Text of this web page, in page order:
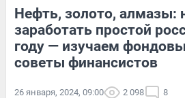
Нефть, золото, алмазы:
заработать простой
году — изучаем
советы финансистов
26 января, 2024, 09:00 2 098 8